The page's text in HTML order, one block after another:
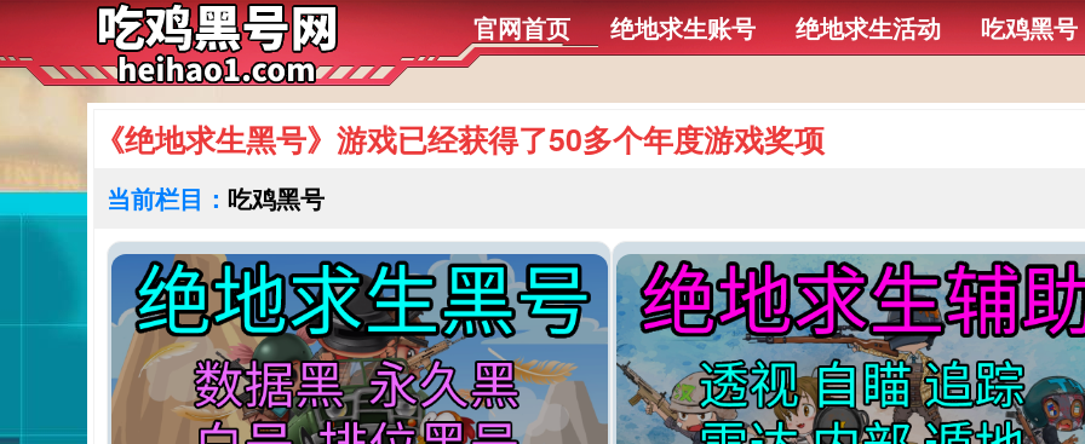
官网首页 绝地求生账号 绝地求生活动 吃鸡黑号
《绝地求生黑号》游戏已经获得了50多个年度游戏奖项
当前栏目： 吃鸡黑号